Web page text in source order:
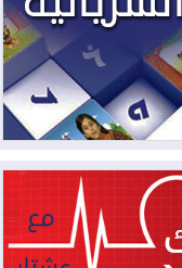
تزوير الانتخابات
أهلية" في
كوردستان في
مجدداً التزامه
المجاورة